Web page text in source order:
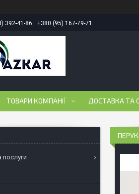
392-41-86 +380 (95) 167-79-71
ТОВАРИ КОМПАНІЇ ДОСТАВКА ТА
послуги